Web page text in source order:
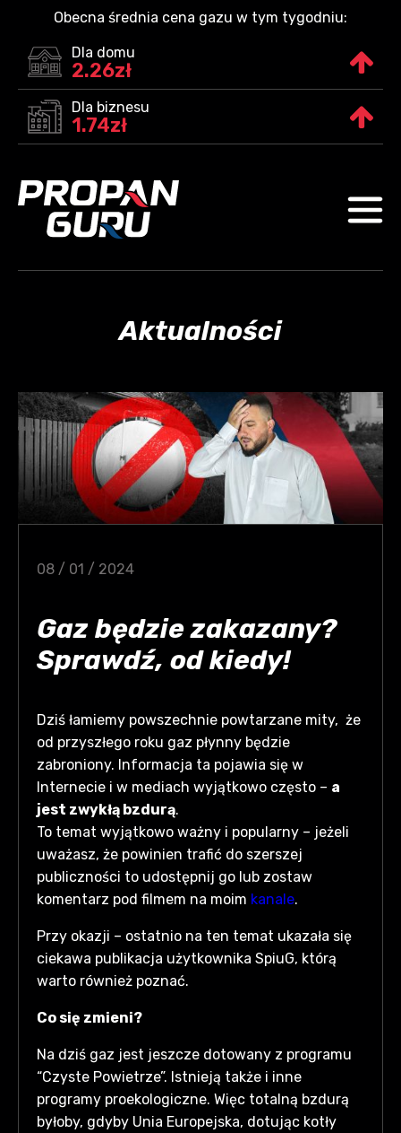
Obecna średnia cena gazu w tym tygodniu:
Dla domu
2.26zł
Dla biznesu
1.74zł
Aktualności
08 / 01 / 2024
Gaz będzie zakazany?
Sprawdź, od kiedy!
Dziś łamiemy powszechnie powtarzane mity, że
od przyszłego roku gaz płynny będzie
zabroniony. Informacja ta pojawia się w
Internecie i w mediach wyjątkowo często – a
jest zwykłą bzdurą.
To temat wyjątkowo ważny i popularny – jeżeli
uważasz, że powinien trafić do szerszej
publiczności to udostępnij go lub zostaw
komentarz pod filmem na moim kanale.
Przy okazji – ostatnio na ten temat ukazała się
ciekawa publikacja użytkownika SpiuG, którą
warto również poznać.
Co się zmieni?
Na dziś gaz jest jeszcze dotowany z programu
“Czyste Powietrze”. Istnieją także i inne
programy proekologiczne. Więc totalną bzdurą
byłoby, gdyby Unia Europejska, dotując kotły